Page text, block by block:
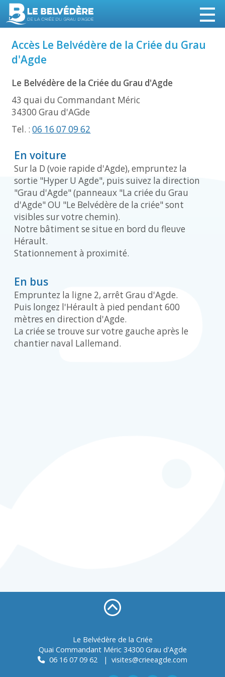
Accès Le Belvédère de la Criée du Grau
d'Agde
Le Belvédère de la Criée du Grau d'Agde
43 quai du Commandant Méric
34300 Grau d'AGde
Tel. :06 16 07 09 62
En voiture
Sur la D (voie rapide d'Agde), empruntez la
sortie "Hyper U Agde", puis suivez la direction
"Grau d'Agde" (panneaux "La criée du Grau
d'Agde" OU "Le Belvédère de la criée" sont
visibles sur votre chemin).
Notre bâtiment se situe en bord du fleuve
Hérault.
Stationnement à proximité.
En bus
Empruntez la ligne 2, arrêt Grau d'Agde.
Puis longez l'Hérault à pied pendant 600
mètres en direction d'Agde.
La criée se trouve sur votre gauche après le
chantier naval Lallemand.
Le Belvédère de la Criée
Quai Commandant Méric 34300Grau d'Agde
06 16 07 09 62 | visites@crieeagde.com